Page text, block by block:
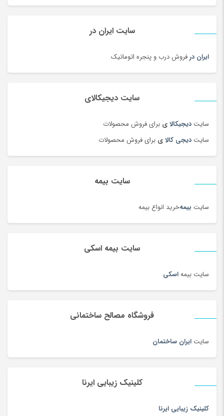
سایت ایران در
ایران درفروش درب و پنجره اتوماتیک
سایت دیجیکالای
سایت دیجیکالای برای فروش محصولات
سایت دیجی کالای برای فروش محصولات
سایت بیمه
سایت بیمهخرید انواع بیمه
سایت بیمه اسکی
سایت بیمهاسکی
فروشگاه مصالح ساختمانی
سایت ایران ساختمان
کلینیک زیبایی ایرنا
کلینیک زیبایی ایرنا